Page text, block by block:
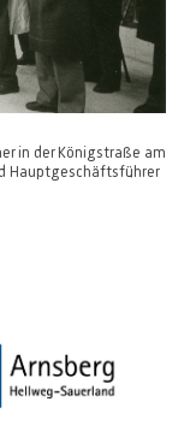
in der Königstraße am
Hauptgeschäftsführer